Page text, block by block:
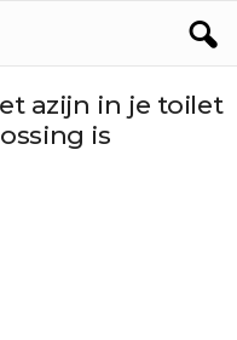
azijn in je toilet
is